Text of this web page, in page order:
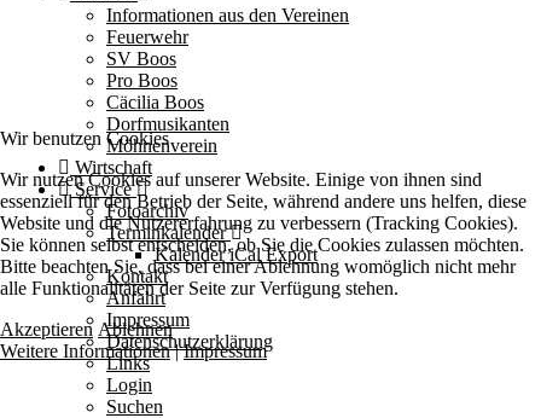
Informationen aus den Vereinen
Feuerwehr
SV Boos
Pro Boos
Cäcilia Boos
Dorfmusikanten
Möhnenverein
Wirtschaft
Service
Fotoarchiv
Terminkalender
Kalender iCal Export
Kontakt
Anfahrt
Impressum
Datenschutzerklärung
Links
Login
Suchen
Wir benutzen Cookies
Wir nutzen Cookies auf unserer Website. Einige von ihnen sind
essenziell für den Betrieb der Seite, während andere uns helfen, diese
Website und die Nutzererfahrung zu verbessern (Tracking Cookies).
Sie können selbst entscheiden, ob Sie die Cookies zulassen möchten.
Bitte beachten Sie, dass bei einer Ablehnung womöglich nicht mehr
alle Funktionalitäten der Seite zur Verfügung stehen.
Akzeptieren Ablehnen
Weitere Informationen|Impressum